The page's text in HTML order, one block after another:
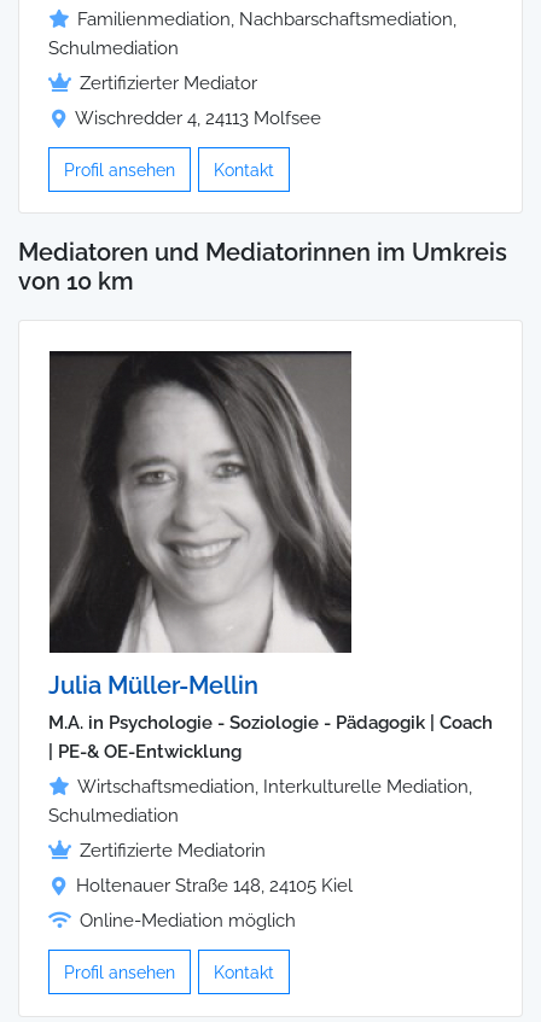
Familienmediation, Nachbarschaftsmediation,
Schulmediation
Zertifizierter Mediator
Wischredder 4, 24113 Molfsee
Profil ansehen Kontakt
Mediatoren und Mediatorinnen im Umkreis
von 10 km
Julia Müller-Mellin
M.A. in Psychologie - Soziologie - Pädagogik | Coach
| PE-& OE-Entwicklung
Wirtschaftsmediation, Interkulturelle Mediation,
Schulmediation
Zertifizierte Mediatorin
Holtenauer Straße 148, 24105 Kiel
Online-Mediation möglich
Profil ansehen Kontakt